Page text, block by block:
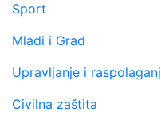
Sport
Mladi i Grad
Upravljanje i
Civilna zaštita